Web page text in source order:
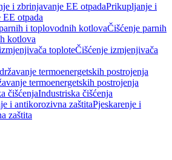
Prikupljanje i
otpada
Čišćenje parnih
kotlova
Čišćenje izmjenjivača
termoenergetskih postrojenja
Industriska čišćenja
Pjeskarenje i
zaštita